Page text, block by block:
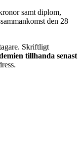
samt diplom,
den 28
Skriftligt
tillhanda senast